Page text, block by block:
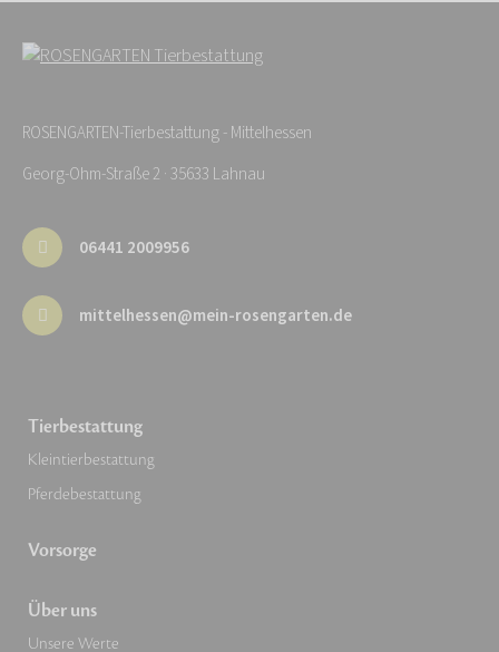
ROSENGARTEN-Tierbestattung - Mittelhessen
Georg-Ohm-Straße 2 · 35633 Lahnau
06441 2009956
mittelhessen@mein-rosengarten.de
Tierbestattung
Kleintierbestattung
Pferdebestattung
Vorsorge
Über uns
Unsere Werte